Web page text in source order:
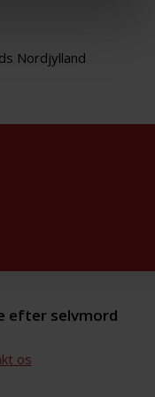
Nordjylland
efter selvmord
os